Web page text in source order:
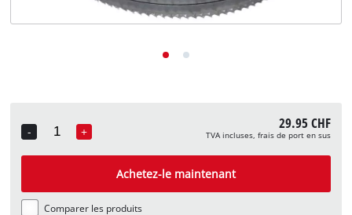
-
Quantity
+ 29.95 CHF
TVA incluses, frais de port en sus
Achetez-le maintenant
Comparer les produits